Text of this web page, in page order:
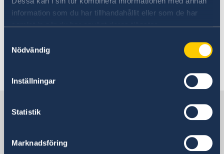
information som du har tillhandahållit eller som de har
samlat in när du har använt deras tjänster.
Nödvändig
Inställningar
Statistik
Marknadsföring
Ladda ner UD Resklar på Google Play
Följ UD Resklar på Facebook och X
UD Resklar på X
Sverige i Laos
Sveriges ambassad